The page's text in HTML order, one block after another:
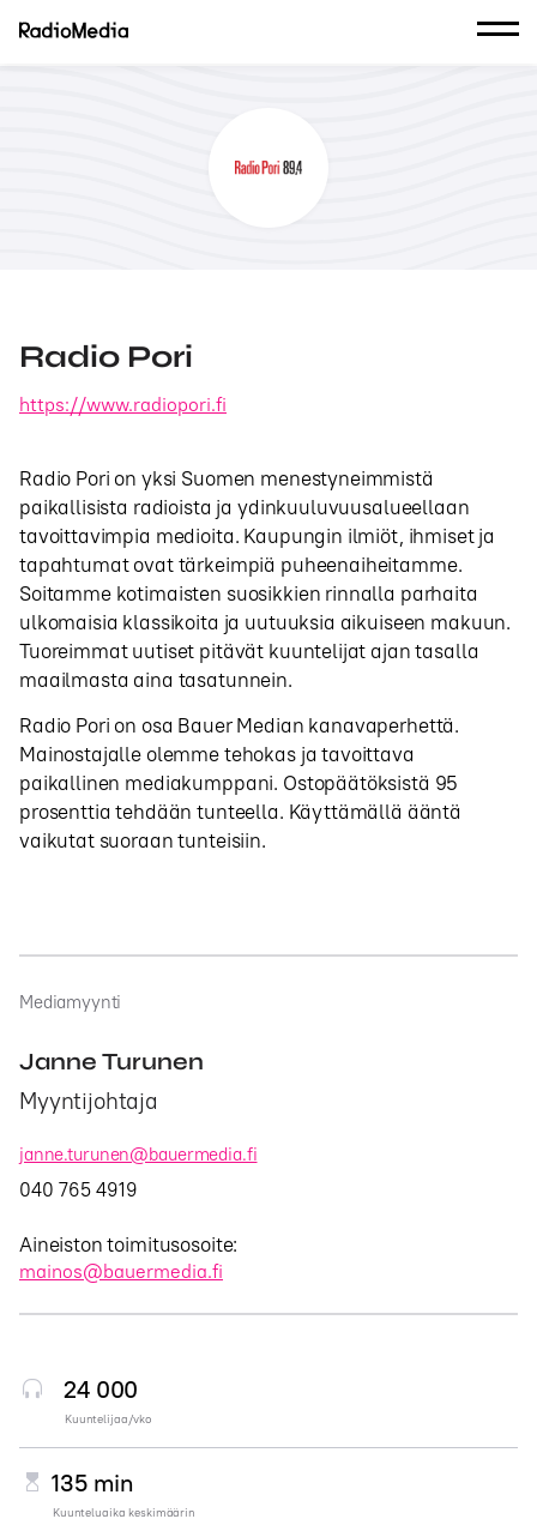
Radio Pori
https://www.radiopori.fi
Radio Pori on yksi Suomen menestyneimmistä
paikallisista radioista ja ydinkuuluvuusalueellaan
tavoittavimpia medioita. Kaupungin ilmiöt, ihmiset ja
tapahtumat ovat tärkeimpiä puheenaiheitamme.
Soitamme kotimaisten suosikkien rinnalla parhaita
ulkomaisia klassikoita ja uutuuksia aikuiseen makuun.
Tuoreimmat uutiset pitävät kuuntelijat ajan tasalla
maailmasta aina tasatunnein.
Radio Pori on osa Bauer Median kanavaperhettä.
Mainostajalle olemme tehokas ja tavoittava
paikallinen mediakumppani. Ostopäätöksistä 95
prosenttia tehdään tunteella. Käyttämällä ääntä
vaikutat suoraan tunteisiin.
Mediamyynti
Janne Turunen
Myyntijohtaja
janne.turunen@bauermedia.fi
040 765 4919
Aineiston toimitusosoite:
mainos@bauermedia.fi
24 000
Kuuntelijaa/vko
135 min
Kuunteluaika keskimäärin